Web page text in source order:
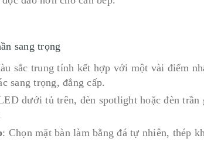
sang trọng
sắc trung tính kết hợp với một vài điểm
sang trọng, đẳng cấp.
dưới tủ trên, đèn spotlight hoặc đèn
: Chọn mặt bàn làm bằng đá tự nhiên, thép